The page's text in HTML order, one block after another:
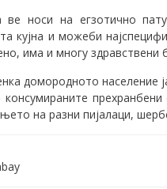
носи на егзотично
кујна и можеби
има и многу здравствени
домородното население
на разни пијалаци,